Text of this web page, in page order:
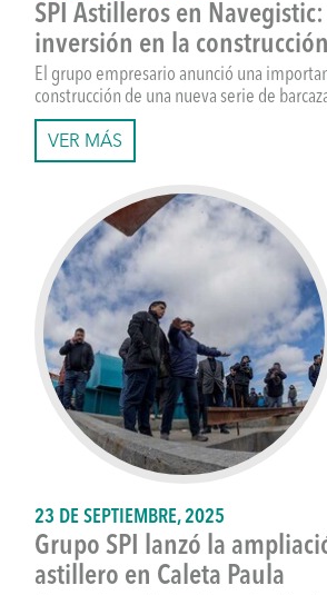
SPI Astilleros en
inversión en la
El grupo empresario anunció una
construcción de una nueva serie de
VER MÁS
23 DE SEPTIEMBRE, 2025
Grupo SPI lanzó la
astillero en Caleta Paula